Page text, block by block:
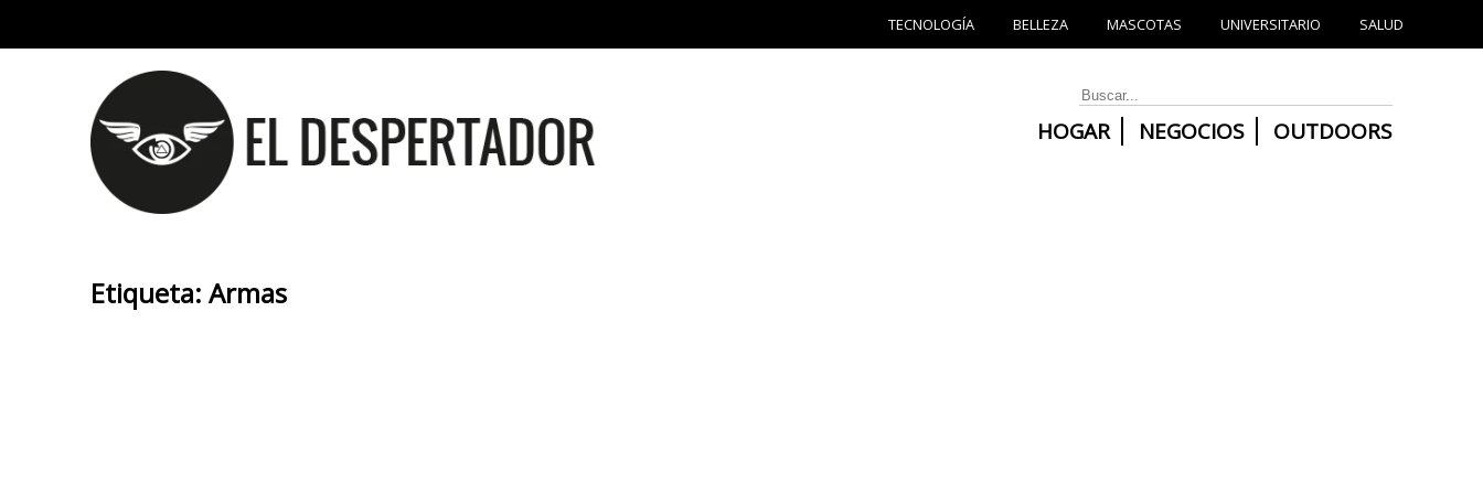
TECNOLOGÍA BELLEZA MASCOTAS UNIVERSITARIO SALUD
HOGAR NEGOCIOS OUTDOORS
Etiqueta: Armas